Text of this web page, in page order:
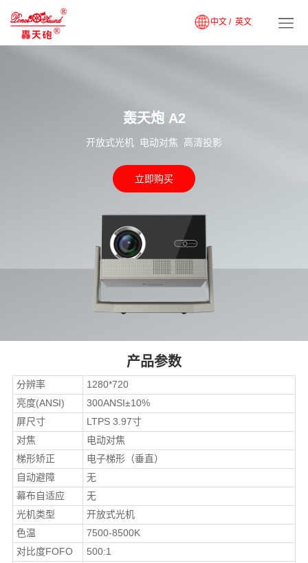
英文
中文 /
轰天炮 A2
开放式光机 电动对焦 高清投影
立即购买
产品参数
分辨率
1280*720
亮度(ANSI)
300ANSI±10%
屏尺寸
LTPS 3.97寸
对焦
电动对焦
梯形矫正
电子梯形（垂直）
自动避障
无
幕布自适应
无
光机类型
开放式光机
色温
7500-8500K
对比度FOFO
500:1